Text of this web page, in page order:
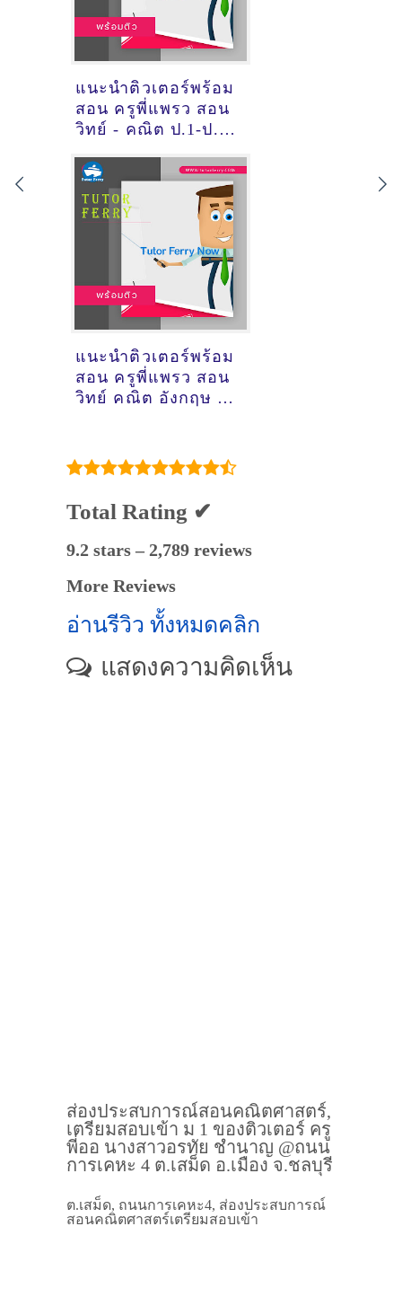
แนะนำติวเตอร์พร้อม
สอน ครูพี่แพรว สอน
วิทย์ - คณิต ป.1-ป.6
ชลบุรี
แนะนำติวเตอร์พร้อม
สอน ครูพี่แพรว สอน
วิทย์ คณิต อังกฤษ @
สุขุมวิท ต.เสม็ด
อ.เมืองชลบุรี
Total Rating ✔
9.2 stars – 2,789 reviews
More Reviews
อ่านรีวิว ทั้งหมดคลิก
แสดงความคิดเห็น
ส่องประสบการณ์สอนคณิตศาสตร์,
เตรียมสอบเข้า ม 1 ของติวเตอร์ ครู
พี่ออ นางสาวอรทัย ชำนาญ @ถนน
การเคหะ 4 ต.เสม็ด อ.เมือง จ.ชลบุรี
ต.เสม็ด, ถนนการเคหะ4, ส่องประสบการณ์
สอนคณิตศาสตร์เตรียมสอบเข้า